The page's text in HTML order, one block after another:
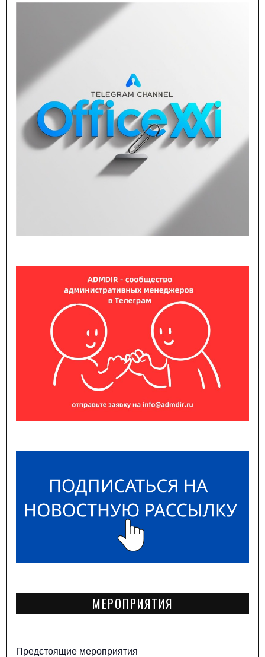
МЕРОПРИЯТИЯ
Предстоящие мероприятия